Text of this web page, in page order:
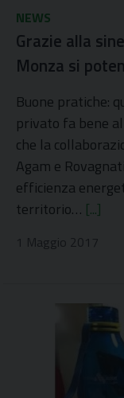
NEWS
Grazie alla
Monza si
Buone pratiche:
privato fa bene
che la
Agam e
efficienza
territorio… [...]
1 Maggio 2017